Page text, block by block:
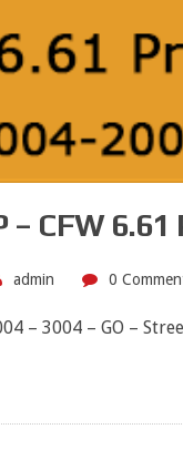
– CFW 6.61
admin 0
– 3004 – GO –